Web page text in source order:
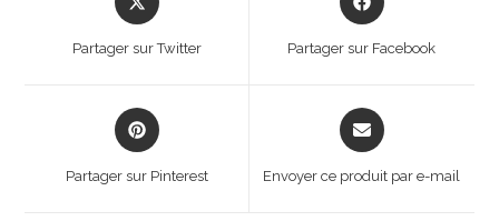
in
new
Partager sur Twitter
in
Partager sur Facebook
Opens
in
Partager sur Pinterest
Opens
in
new
Envoyer ce produit par e-mail